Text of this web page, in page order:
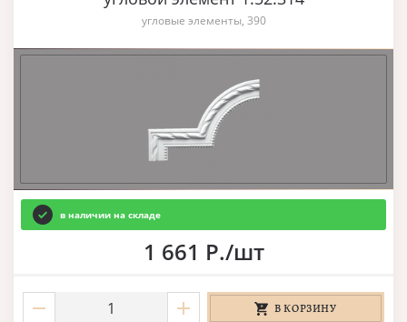
угловые элементы, 390
в наличии на складе
1 661 Р./шт
В КОРЗИНУ